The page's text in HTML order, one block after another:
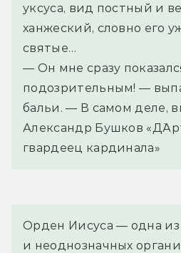
уксуса, вид постный и
ханжеский, словно его
святые…
— Он мне сразу
подозрительным! —
бальи. — В самом деле,
Александр Бушков
гвардеец кардинала»
Орден Иисуса — одна из
и неоднозначных